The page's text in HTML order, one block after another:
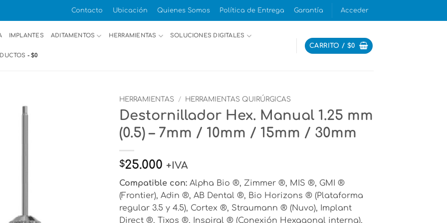
Contacto Ubicación Quienes Somos Política de Entrega Garantía Acceder
IMPLANTES ADITAMENTOS HERRAMIENTAS SOLUCIONES DIGITALES
$0
CARRITO / $0
HERRAMIENTAS / HERRAMIENTAS QUIRÚRGICAS
Destornillador Hex. Manual 1.25 mm
(0.5) – 7mm / 10mm / 15mm / 30mm
$25.000 +IVA
Compatible con: Alpha Bio ®, Zimmer ®, MIS ®, GMI ®
(Frontier), Adin ®, AB Dental ®, Bio Horizons ® (Plataforma
regular 3.5 y 4.5), Cortex ®, Straumann ® (Nuvo), Implant
Direct ®, Tixos ®, Inspiral ® (Conexión Hexagonal interna),